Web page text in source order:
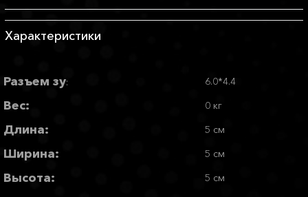
Характеристики
Разъем зу: 6.0*4.4
Вес: 0 кг
Длина: 5 см
Ширина: 5 см
Высота: 5 см